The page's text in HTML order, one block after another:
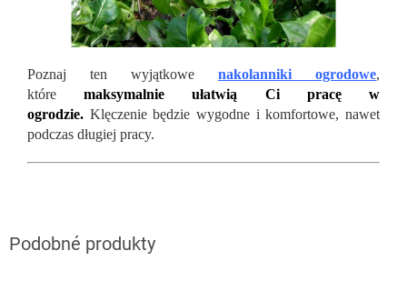
Poznaj ten wyjątkowe nakolanniki ogrodowe,
któremaksymalnie ułatwią Ci pracę w
ogrodzie. Klęczenie będzie wygodne i komfortowe, nawet
podczas długiej pracy.